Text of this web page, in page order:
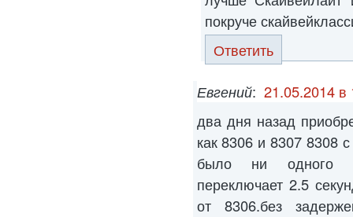
покруче
Ответить
Евгений: 21.05.2014 в
два дня назад
как 8306 и 8307 8308
было ни одного
переключает 2.5
от 8306.без